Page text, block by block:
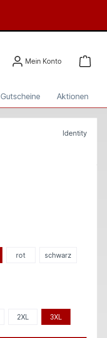
Mein Konto
Gutscheine Aktionen
Identity
rot schwarz
2XL 3XL